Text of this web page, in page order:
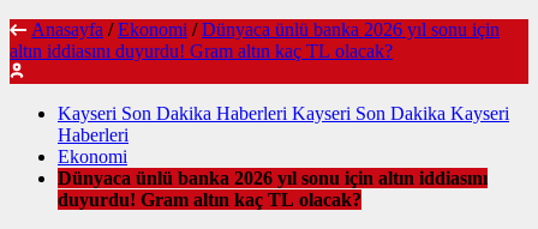
Anasayfa / Ekonomi / Dünyaca ünlü banka 2026 yıl sonu için
altın iddiasını duyurdu! Gram altın kaç TL olacak?
Kayseri Son Dakika Haberleri Kayseri Son Dakika Kayseri
Haberleri
Ekonomi
Dünyaca ünlü banka 2026 yıl sonu için altın iddiasını
duyurdu! Gram altın kaç TL olacak?